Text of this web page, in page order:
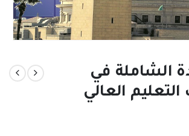
الشاملة في
العالي